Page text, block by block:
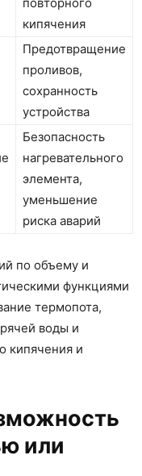
кипячения
Предотвращение
проливов,
сохранность
устройства
Безопасность
нагревательного
элемента,
уменьшение
риска аварий
по объему и
функциями
термопота,
воды и
кипячения и
или